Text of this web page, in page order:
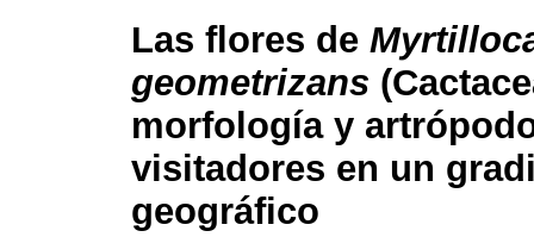
Las flores de
geometrizans
morfología y
visitadores en un
geográfico